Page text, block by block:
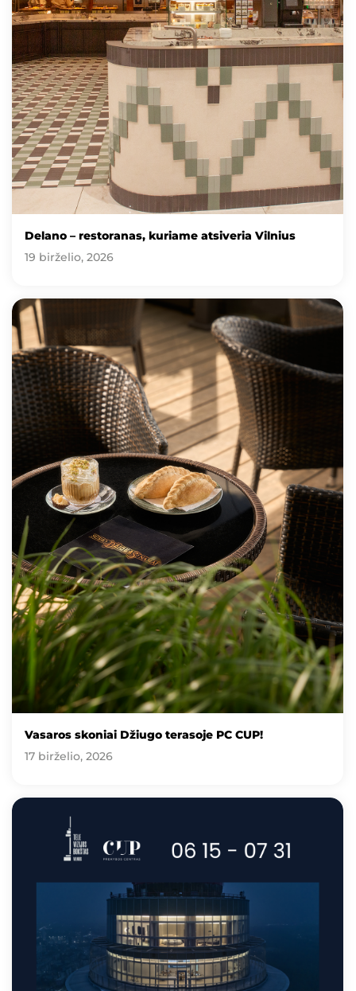
Delano – restoranas, kuriame atsiveria Vilnius
19 birželio, 2026
Vasaros skoniai Džiugo terasoje PC CUP!
17 birželio, 2026